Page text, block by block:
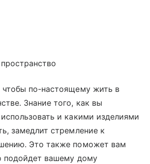
чтобы по-настоящему жить в
Знание того, как вы
и какими изделиями
замедлит стремление к
Это также поможет вам
подойдет вашему дому